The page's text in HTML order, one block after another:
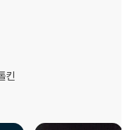
는 평을 받는다. 1892
께 영국으로 건너갔다.
킨